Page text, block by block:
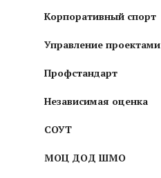
Корпоративный спорт
Управление проектами
Профстандарт
Независимая оценка
СОУТ
МОЦ ДОД ШМО